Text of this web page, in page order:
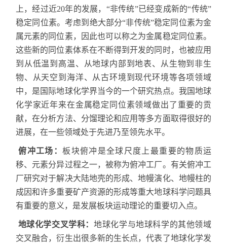
上，经过近20年的发展， “非传统”已经变成新的“传统”
稳定同位素。考虑到绝大部分“非传统”稳定同位素为金
属元素的同位素，因此也可以称之为金属稳定同位素。
这些新的同位素体系在不断得到开发的同时，也被应用
到从低温到高温、从地球内部到地表、从生物到非生
物、从天空到海洋、从古环境到现代环境等各项领域
中，是国际地球化学界当今的一个研究热点。我国地球
化学家近年来在金属稳定同位素领域做出了重要的贡
献，在分析方法、分馏理论和应用等多方面取得很好的
进展，在一些领域处于先进乃至领先水平。
俯冲工场：板块俯冲是全球尺度上最重要的物质运
移、元素分异过程之一，被称为俯冲工厂。有关俯冲工
厂研究对于解决大陆地壳的形成、地幔演化、地幔柱的
成因和许多重要矿产资源的形成等重大地球科学问题具
有重要的意义，是发展板块运动理论的重要切入点。
地球化学交叉学科：地球化学与地球科学的其他领域
交叉融合，衍生出很多新的生长点，代表了地球化学发